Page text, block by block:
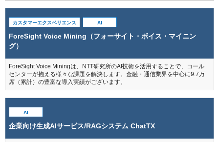
カスタマーエクスペリエンス AI
ForeSight Voice Mining（フォーサイト・ボイス・マイニン
グ）
ForeSight Voice Miningは、NTT研究所のAI技術を活用することで、コール
センターが抱える様々な課題を解決します。金融・通信業界を中心に9.7万
席（累計）の豊富な導入実績がございます。
AI
企業向け生成AIサービス/RAGシステム ChatTX